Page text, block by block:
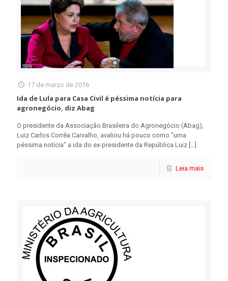
17 de março de 2016
Ida de Lula para Casa Civil é péssima notícia para
agronegócio, diz Abag
O presidente da Associação Brasileira do Agronegócio (Abag),
Luiz Carlos Corrêa Carvalho, avaliou há pouco como “uma
péssima notícia” a ida do ex-presidente da República Luiz […]
Leia mais